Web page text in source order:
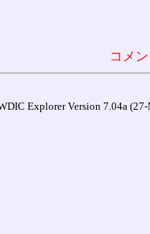
コメ
Explorer Version 7.04a